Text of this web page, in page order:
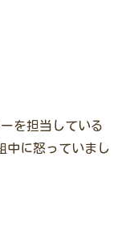
を担当している
中に怒っていまし